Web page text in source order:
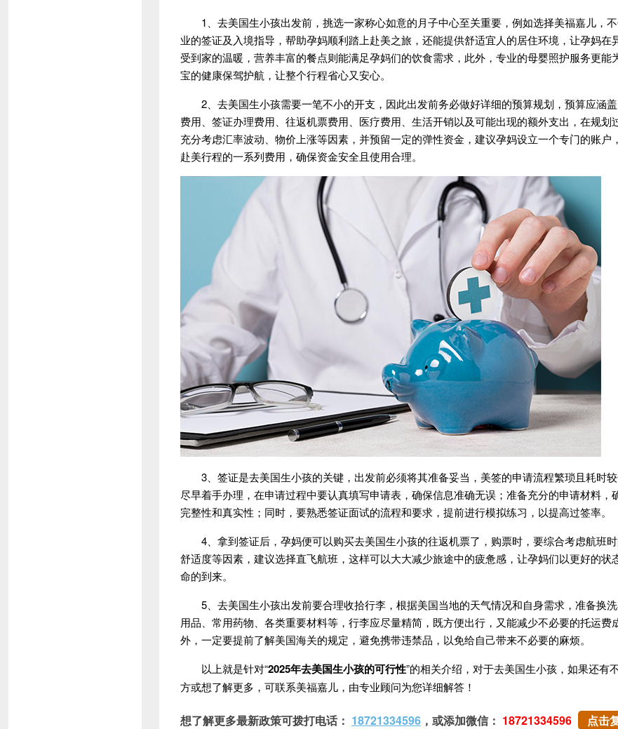
1、去美国生小孩出发前，挑选一家称心如意的月子中心至关重要，例如选择美福嘉儿，
业的签证及入境指导，帮助孕妈顺利踏上赴美之旅，还能提供舒适宜人的居住环境，让孕妈在
受到家的温暖，营养丰富的餐点则能满足孕妈们的饮食需求，此外，专业的母婴照护服务更能
宝的健康保驾护航，让整个行程省心又安心。
2、去美国生小孩需要一笔不小的开支，因此出发前务必做好详细的预算规划，预算应涵
费用、签证办理费用、往返机票费用、医疗费用、生活开销以及可能出现的额外支出，在规划
充分考虑汇率波动、物价上涨等因素，并预留一定的弹性资金，建议孕妈设立一个专门的账户
赴美行程的一系列费用，确保资金安全且使用合理。
3、签证是去美国生小孩的关键，出发前必须将其准备妥当，美签的申请流程繁琐且耗时
尽早着手办理，在申请过程中要认真填写申请表，确保信息准确无误；准备充分的申请材料，
完整性和真实性；同时，要熟悉签证面试的流程和要求，提前进行模拟练习，以提高过签率。
4、拿到签证后，孕妈便可以购买去美国生小孩的往返机票了，购票时，要综合考虑航班时
舒适度等因素，建议选择直飞航班，这样可以大大减少旅途中的疲惫感，让孕妈们以更好的状
命的到来。
5、去美国生小孩出发前要合理收拾行李，根据美国当地的天气情况和自身需求，准备换
用品、常用药物、各类重要材料等，行李应尽量精简，既方便出行，又能减少不必要的托运费
外，一定要提前了解美国海关的规定，避免携带违禁品，以免给自己带来不必要的麻烦。
以上就是针对“2025年去美国生小孩的可行性”的相关介绍，对于去美国生小孩，如果还有
方或想了解更多，可联系美福嘉儿，由专业顾问为您详细解答！
想了解更多最新政策可拨打电话： 18721334596 ，或添加微信： 18721334596 点击